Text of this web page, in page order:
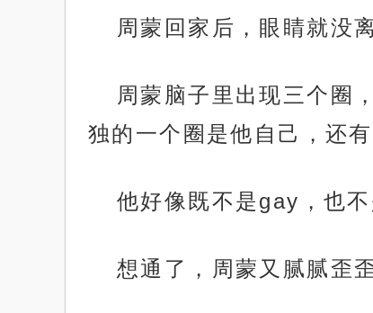
周蒙回家后，眼睛就没
周蒙脑子里出现三个圈
独的一个圈是他自己，还有
他好像既不是gay，也
想通了，周蒙又腻腻歪